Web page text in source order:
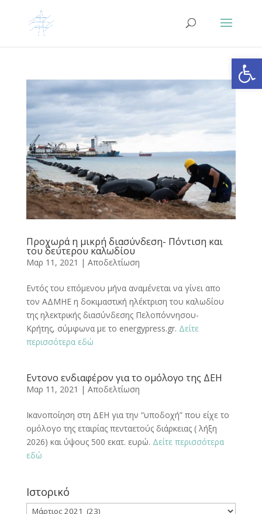
Προχωρά η μικρή διασύνδεση- Πόντιση και
του δεύτερου καλωδίου
Μαρ 11, 2021 | Αποδελτίωση
Εντός του επόμενου μήνα αναμένεται να γίνει απο
τον ΑΔΜΗΕ η δοκιμαστική ηλέκτριση του καλωδίου
της ηλεκτρικής διασύνδεσης Πελοπόννησου-
Κρήτης, σύμφωνα με το energypress.gr. Δείτε
περισσότερα εδώ
Εντονο ενδιαφέρον για το ομόλογο της ΔΕΗ
Μαρ 11, 2021 | Αποδελτίωση
Ικανοποίηση στη ΔΕΗ για την “υποδοχή” που είχε το
ομόλογο της εταιρίας πενταετούς διάρκειας ( λήξη
2026) και ύψους 500 εκατ. ευρώ. Δείτε περισσότερα
εδώ
Ιστορικό
Ιστορικό